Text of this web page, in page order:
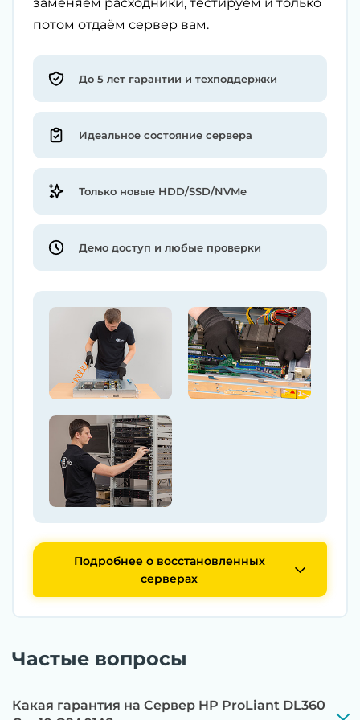
потом отдаём сервер вам.
До 5 лет гарантии и техподдержки
Идеальное состояние сервера
Только новые HDD/SSD/NVMe
Демо доступ и любые проверки
Подробнее о восстановленных
серверах
Частые вопросы
Какая гарантия на Сервер HP ProLiant DL360